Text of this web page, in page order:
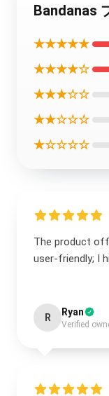
Bandanas
★★★★★
★★★★☆
★★★☆☆
★★☆☆☆
★☆☆☆☆
The product
user-friendly; I
R Ryan
Verified